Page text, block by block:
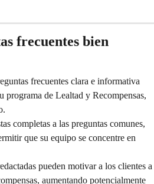
frecuentes bien
frecuentes clara e informativa
programa de Lealtad y Recompensas,
completas a las preguntas comunes,
que su equipo se concentre en
pueden motivar a los clientes a
aumentando potencialmente